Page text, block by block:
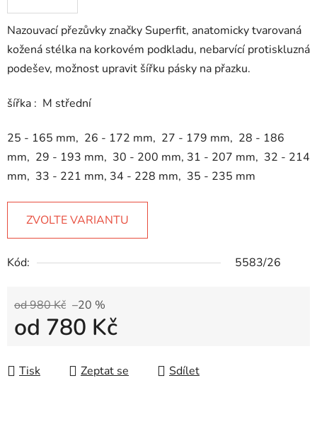
Nazouvací přezůvky značky Superfit, anatomicky tvarovaná
kožená stélka na korkovém podkladu, nebarvící protiskluzná
podešev, možnost upravit šířku pásky na přazku.
šířka : M střední
25 - 165 mm, 26 - 172 mm, 27 - 179 mm, 28 - 186
mm, 29 - 193 mm, 30 - 200 mm, 31 - 207 mm, 32 - 214
mm, 33 - 221 mm, 34 - 228 mm, 35 - 235 mm
ZVOLTE VARIANTU
Kód: 5583/26
od 980 Kč –20 %
od 780 Kč
Tisk
Zeptat se Sdílet